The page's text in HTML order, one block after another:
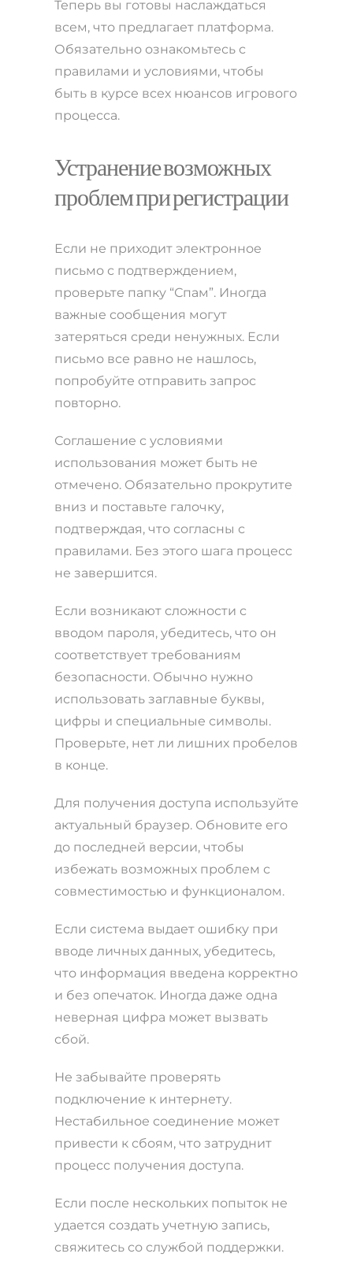
Теперь вы готовы наслаждаться
всем, что предлагает платформа.
Обязательно ознакомьтесь с
правилами и условиями, чтобы
быть в курсе всех нюансов игрового
процесса.
Устранение возможных
проблем при регистрации
Если не приходит электронное
письмо с подтверждением,
проверьте папку “Спам”. Иногда
важные сообщения могут
затеряться среди ненужных. Если
письмо все равно не нашлось,
попробуйте отправить запрос
повторно.
Соглашение с условиями
использования может быть не
отмечено. Обязательно прокрутите
вниз и поставьте галочку,
подтверждая, что согласны с
правилами. Без этого шага процесс
не завершится.
Если возникают сложности с
вводом пароля, убедитесь, что он
соответствует требованиям
безопасности. Обычно нужно
использовать заглавные буквы,
цифры и специальные символы.
Проверьте, нет ли лишних пробелов
в конце.
Для получения доступа используйте
актуальный браузер. Обновите его
до последней версии, чтобы
избежать возможных проблем с
совместимостью и функционалом.
Если система выдает ошибку при
вводе личных данных, убедитесь,
что информация введена корректно
и без опечаток. Иногда даже одна
неверная цифра может вызвать
сбой.
Не забывайте проверять
подключение к интернету.
Нестабильное соединение может
привести к сбоям, что затруднит
процесс получения доступа.
Если после нескольких попыток не
удается создать учетную запись,
свяжитесь со службой поддержки.